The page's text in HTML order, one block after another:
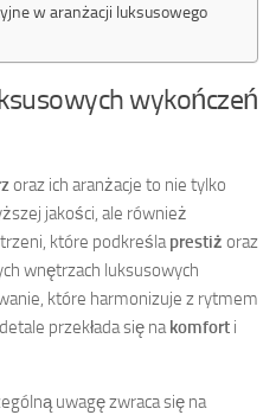
w aranżacji luksusowego
wykończeń
oraz ich aranżacje to nie tylko
jakości, ale również
które podkreślaprestiż oraz
wnętrzach luksusowych
które harmonizuje z rytmem
przekłada się nakomfort i
uwagę zwraca się na